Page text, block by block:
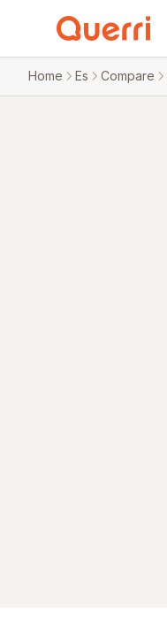
Skip to content
Home Es Compare